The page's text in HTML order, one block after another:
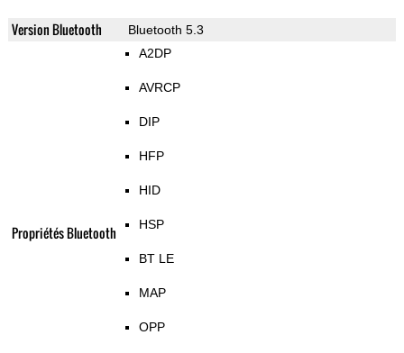
Version Bluetooth Bluetooth 5.3
Propriétés Bluetooth
A2DP
AVRCP
DIP
HFP
HID
HSP
BT LE
MAP
OPP